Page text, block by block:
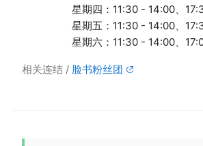
星期四：11:30 - 14:00、
星期五：11:30 - 14:00、
星期六：11:30 - 14:00、
相关连结 脸书粉丝团